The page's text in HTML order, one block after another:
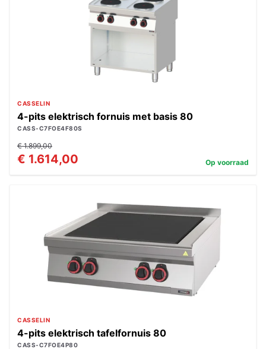
CASSELIN
4-pits elektrisch fornuis met basis 80
CASS-C7FOE4F80S
€ 1.899,00
€ 1.614,00 Op voorraad
CASSELIN
4-pits elektrisch tafelfornuis 80
CASS-C7FOE4P80